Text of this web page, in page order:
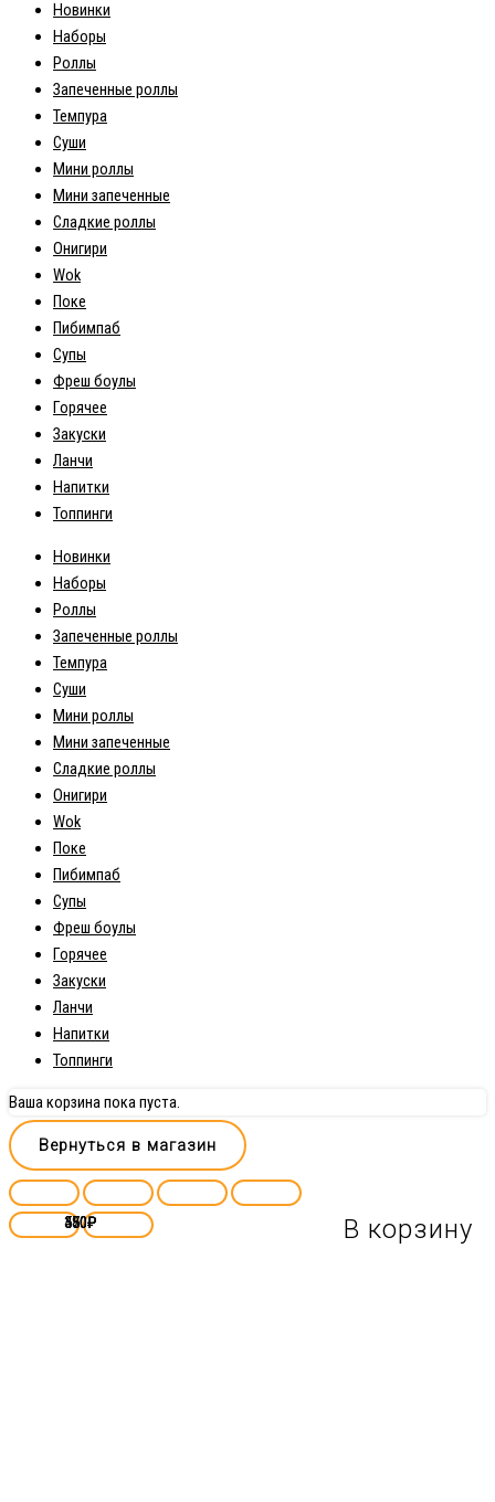
450₽ В корзину
550₽ В корзину
370₽ В корзину
580₽ В корзину
Новинки
Наборы
Роллы
Запеченные роллы
Темпура
Суши
Мини роллы
Мини запеченные
Сладкие роллы
Онигири
Wok
Поке
Пибимпаб
Супы
Фреш боулы
Горячее
Закуски
Ланчи
Напитки
Топпинги
Новинки
Наборы
Роллы
Запеченные роллы
Темпура
Суши
Мини роллы
Мини запеченные
Сладкие роллы
Онигири
Wok
Поке
Пибимпаб
Супы
Фреш боулы
Горячее
Закуски
Ланчи
Напитки
Топпинги
Ваша корзина пока пуста.
Вернуться в магазин